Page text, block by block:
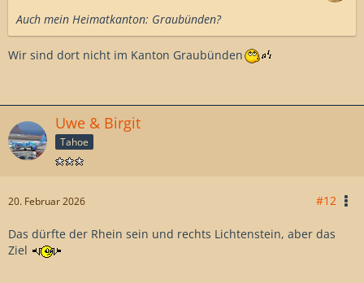
Auch mein Heimatkanton: Graubünden?
Wir sind dort nicht im Kanton Graubünden
Uwe & Birgit
Tahoe
20. Februar 2026 #12
Das dürfte der Rhein sein und rechts Lichtenstein, aber das
Ziel